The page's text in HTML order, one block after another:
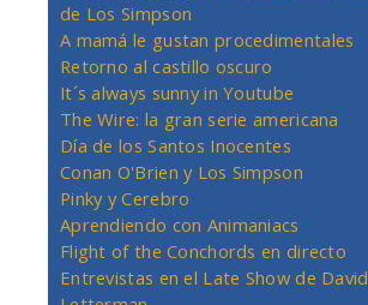
de Los Simpson
A mamá le gustan procedimentales
Retorno al castillo oscuro
It´s always sunny in Youtube
The Wire: la gran serie americana
Día de los Santos Inocentes
Conan O'Brien y Los Simpson
Pinky y Cerebro
Aprendiendo con Animaniacs
Flight of the Conchords en directo
Entrevistas en el Late Show de David